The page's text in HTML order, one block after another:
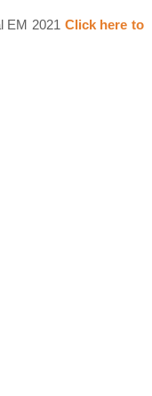
EM 2021 Click here to